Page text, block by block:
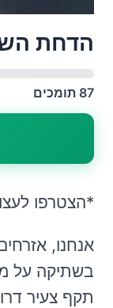
הדחת
87 תומכים
*הצטרפו
אנחנו,
בשתיקה על
תקף צעיר